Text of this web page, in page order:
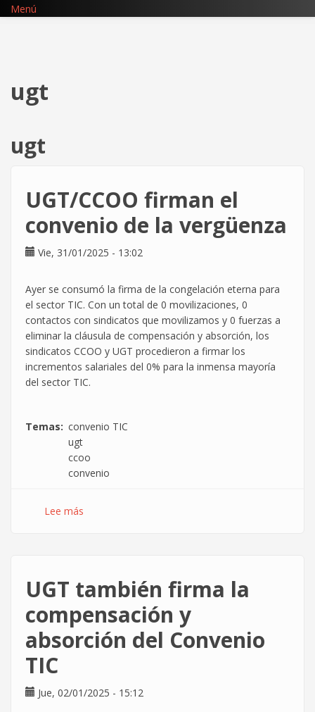
Pasar
Menú
ugt
ugt
UGT/CCOO firman el
convenio de la vergüenza
Vie, 31/01/2025 - 13:02
Ayer se consumó la firma de la congelación eterna para
el sector TIC. Con un total de 0 movilizaciones, 0
contactos con sindicatos que movilizamos y 0 fuerzas a
eliminar la cláusula de compensación y absorción, los
sindicatos CCOO y UGT procedieron a firmar los
incrementos salariales del 0% para la inmensa mayoría
del sector TIC.
Temas
convenio TIC
ugt
ccoo
convenio
Lee más
de
vergüenza
UGT también firma la
compensación y
absorción del Convenio
TIC
Jue, 02/01/2025 - 15:12